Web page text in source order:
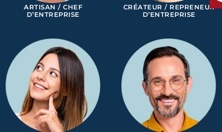
ARTISAN / CHEF
D’ENTREPRISE
CRÉATEUR / REPRENEUR
D’ENTREPRISE